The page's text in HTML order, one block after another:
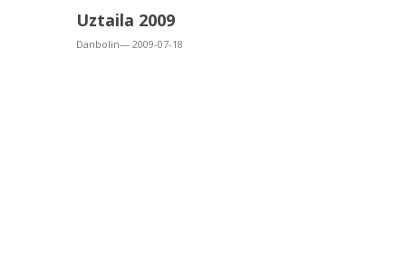
Uztaila 2009
Danbolin— 2009-07-18